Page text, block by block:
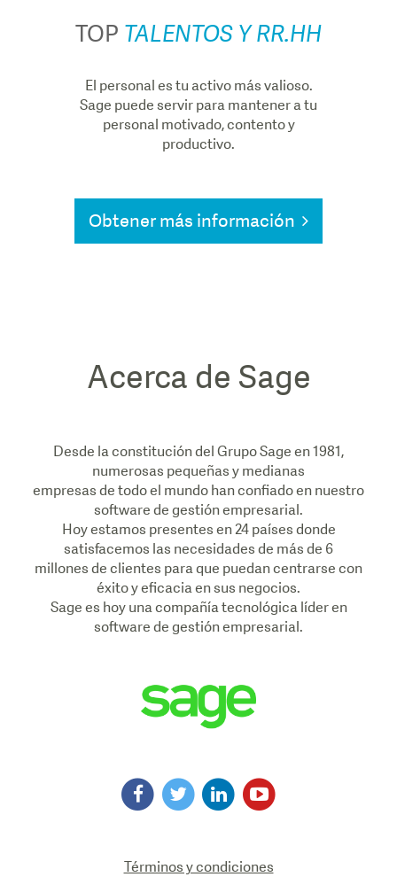
TOP TALENTOS Y RR.HH
El personal es tu activo más valioso.
Sage puede servir para mantener a tu
personal motivado, contento y
productivo.
Obtener más información
Acerca de Sage
Desde la constitución del Grupo Sage en 1981,
numerosas pequeñas y medianas
empresas de todo el mundo han confiado en nuestro
software de gestión empresarial.
Hoy estamos presentes en 24 países donde
satisfacemos las necesidades de más de 6
millones de clientes para que puedan centrarse con
éxito y eficacia en sus negocios.
Sage es hoy una compañía tecnológica líder en
software de gestión empresarial.
Términos y condiciones